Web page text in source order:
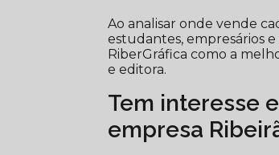
Ao analisar onde vende
estudantes, empresários
RiberGráfica como a
e editora.
Tem interesse
empresa